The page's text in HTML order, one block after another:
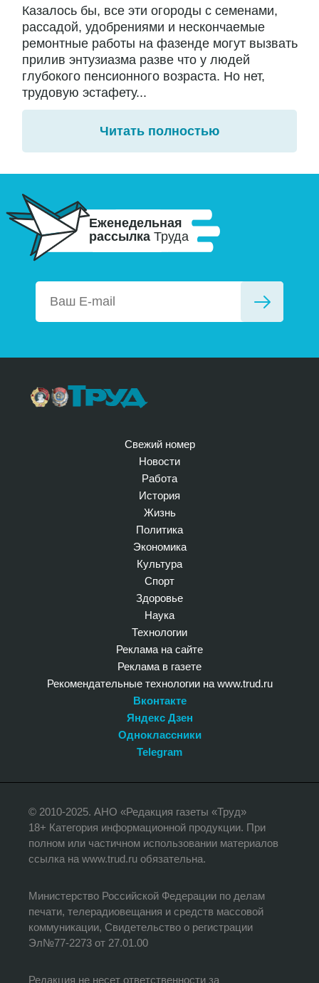
Казалось бы, все эти огороды с семенами,
рассадой, удобрениями и нескончаемые
ремонтные работы на фазенде могут вызвать
прилив энтузиазма разве что у людей
глубокого пенсионного возраста. Но нет,
трудовую эстафету...
Читать полностью
Еженедельная
рассылка Труда
Свежий номер
Новости
Работа
История
Жизнь
Политика
Экономика
Культура
Спорт
Здоровье
Наука
Технологии
Реклама на сайте
Реклама в газете
Рекомендательные технологии на www.trud.ru
Вконтакте
Яндекс Дзен
Одноклассники
Telegram
© 2010-2025. АНО «Редакция газеты «Труд»
18+ Категория информационной продукции. При
полном или частичном использовании материалов
ссылка на www.trud.ru обязательна.
Министерство Российской Федерации по делам
печати, телерадиовещания и средств массовой
коммуникации, Свидетельство о регистрации
Эл№77-2273 от 27.01.00
Редакция не несет ответственности за